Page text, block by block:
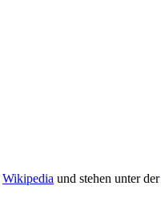
Wikipedia und stehen unter der